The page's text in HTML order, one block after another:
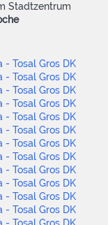
Stadtzentrum